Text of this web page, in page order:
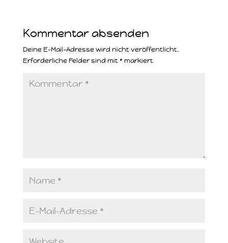
Kommentar absenden
Deine E-Mail-Adresse wird nicht veröffentlicht.
Erforderliche Felder sind mit * markiert